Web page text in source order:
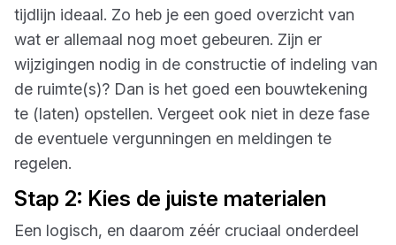
tijdlijn ideaal. Zo heb je een goed overzicht van
wat er allemaal nog moet gebeuren. Zijn er
wijzigingen nodig in de constructie of indeling van
de ruimte(s)? Dan is het goed een bouwtekening
te (laten) opstellen. Vergeet ook niet in deze fase
de eventuele vergunningen en meldingen te
regelen.
Stap 2: Kies de juiste materialen
Een logisch, en daarom zéér cruciaal onderdeel